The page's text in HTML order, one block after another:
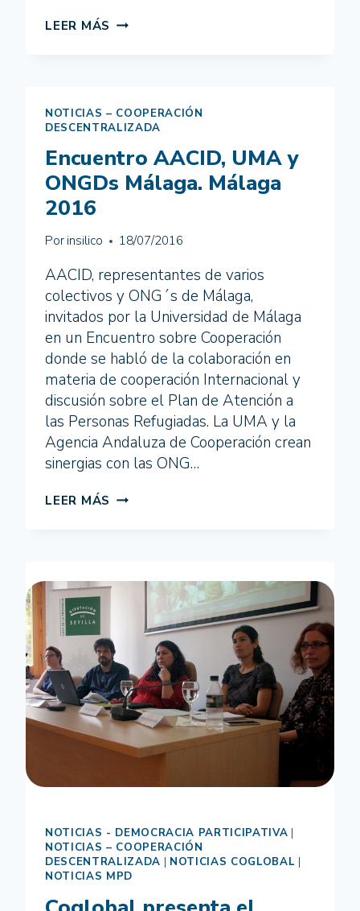
LEER MÁS SEMINARIO
DEMOCRACIA”
DONDE
INTERVIENE
CON
LA
LAS
SEVILLA
2016
NOTICIAS – COOPERACIÓN
DESCENTRALIZADA
Encuentro AACID, UMA y
ONGDs Málaga. Málaga
2016
Por insilico 18/07/2016
AACID, representantes de varios
colectivos y ONG´s de Málaga,
invitados por la Universidad de Málaga
en un Encuentro sobre Cooperación
donde se habló de la colaboración en
materia de cooperación Internacional y
discusión sobre el Plan de Atención a
las Personas Refugiadas. La UMA y la
Agencia Andaluza de Cooperación crean
sinergias con las ONG…
LEER MÁS ENCUENTRO
MÁLAGA.
MÁLAGA
NOTICIAS - DEMOCRACIA PARTICIPATIVA
NOTICIAS – COOPERACIÓN
DESCENTRALIZADA
NOTICIAS COGLOBAL
NOTICIAS MPD